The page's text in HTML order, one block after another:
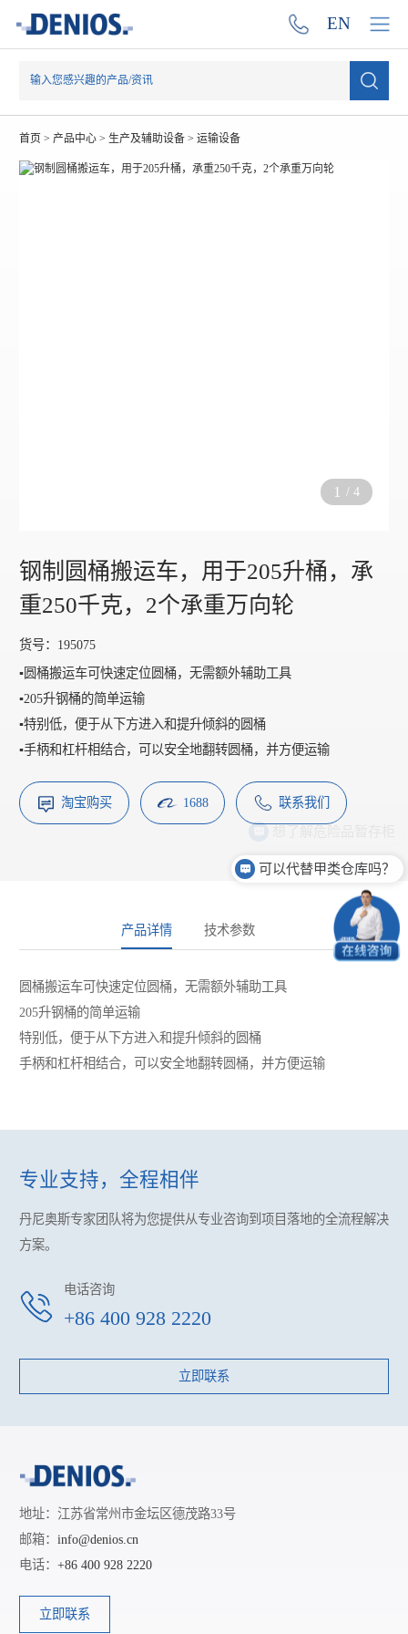
EN
首页 > 产品中心> 生产及辅助设备> 运输设备
1 / 4
钢制圆桶搬运车，用于205升桶，承
重250千克，2个承重万向轮
货号：195075
▪️圆桶搬运车可快速定位圆桶，无需额外辅助工具
▪️205升钢桶的简单运输
▪️特别低，便于从下方进入和提升倾斜的圆桶
▪️手柄和杠杆相结合，可以安全地翻转圆桶，并方便运输
淘宝购买 1688 联系我们
产品详情 技术参数
圆桶搬运车可快速定位圆桶，无需额外辅助工具
205升钢桶的简单运输
特别低，便于从下方进入和提升倾斜的圆桶
手柄和杠杆相结合，可以安全地翻转圆桶，并方便运输
专业支持，全程相伴
丹尼奥斯专家团队将为您提供从专业咨询到项目落地的全流程解决
方案。
电话咨询
+86 400 928 2220
立即联系
地址：江苏省常州市金坛区德茂路33号
邮箱： info@denios.cn
电话： +86 400 928 2220
立即联系
想了解危险品暂存柜
可以代替甲类仓库吗？